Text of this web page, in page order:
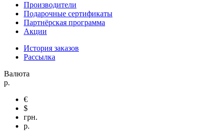
Производители
Подарочные сертификаты
Партнёрская программа
Акции
История заказов
Рассылка
Валюта
р.
€
$
грн.
р.